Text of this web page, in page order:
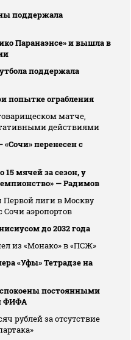
поддержала
Паранаэнсе» и вышла в
поддержала
попытке ограбления
матче,
действиями
перенесен с
15 мячей за сезон, у
— Радимов
Первой лиги в Москву
аэропортов
до 2032 года
из «Монако» в «ПСЖ»
«Уфы» Тетрадзе на
постоянными
ФИФА
рублей за отсутствие